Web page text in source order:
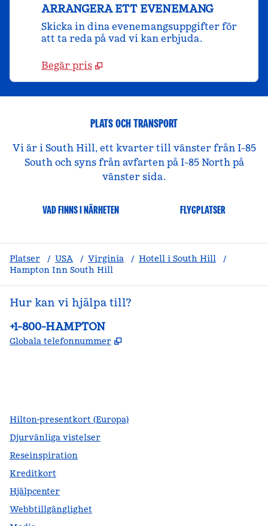
ARRANGERA ETT EVENEMANG
Skicka in dina evenemangsuppgifter för
att ta reda på vad vi kan erbjuda.
Begär pris
PLATS OCH TRANSPORT
Vi är i South Hill, ett kvarter till vänster från I-85
South och syns från avfarten på I-85 North på
vänster sida.
VAD FINNS I NÄRHETEN FLYGPLATSER
Platser / USA / Virginia / Hotell i South Hill
/
Hampton Inn South Hill
Hur kan vi hjälpa till?
Telefon:
+1-800-HAMPTON
Globala telefonnummer ,
Hilton-presentkort (Europa)
Djurvänliga vistelser
Reseinspiration
Kreditkort
Hjälpcenter
Webbtillgänglighet